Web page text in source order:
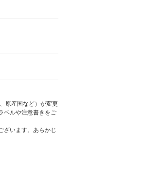
原産国など）が変更
ベルや注意書きをご
ざいます。あらかじ